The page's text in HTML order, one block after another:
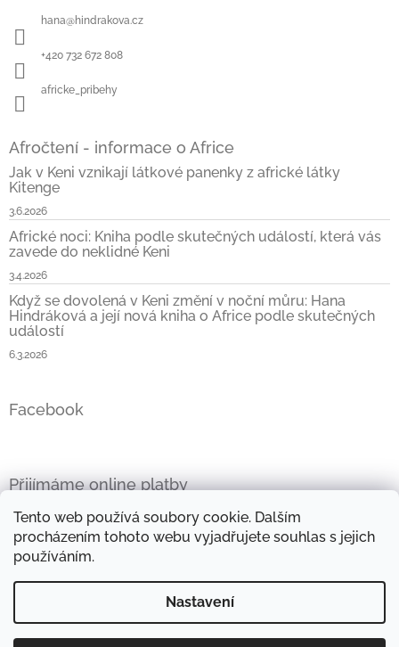
Tento web používá soubory cookie. Dalším
procházením tohoto webu vyjadřujete souhlas s jejich
používáním.
Nastavení
hana@hindrakova.cz
+420 732 672 808
africke_pribehy
Afročtení - informace o Africe
Jak v Keni vznikají látkové panenky z africké látky
Kitenge
3.6.2026
Africké noci: Kniha podle skutečných událostí, která vás
zavede do neklidné Keni
3.4.2026
Když se dovolená v Keni změní v noční můru: Hana
Hindráková a její nová kniha o Africe podle skutečných
událostí
6.3.2026
Facebook
Přijímáme online platby
Objevte kouzlo afrických látek